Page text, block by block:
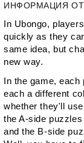
ИНФОРМАЦИЯ ОТ
In Ubongo,
quickly as they
same idea, but
new way.
In the game,
each a different
whether they'll
the A-side
and the B-side